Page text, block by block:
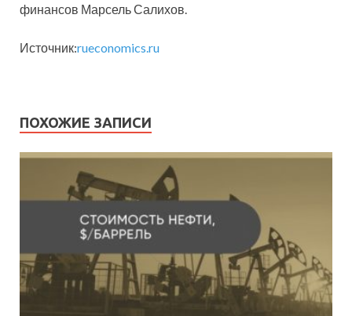
финансов Марсель Салихов.
Источник:rueconomics.ru
ПОХОЖИЕ ЗАПИСИ